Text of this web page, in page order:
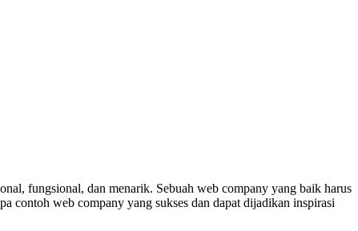
fungsional, dan menarik. Sebuah web company yang baik harus
contoh web company yang sukses dan dapat dijadikan inspirasi